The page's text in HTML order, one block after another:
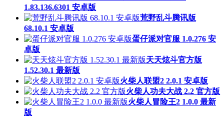
1.83.136.6301 安卓版
荒野乱斗腾讯版
68.10.1 安卓版
蛋仔派对官服 1.0.276 安
卓版
天天炫斗官方版
1.52.30.1 最新版
火柴人联盟2 2.0.1 安卓版
火柴人功夫大战 2.2 官方版
火柴人冒险王2 1.0.0 最新
版